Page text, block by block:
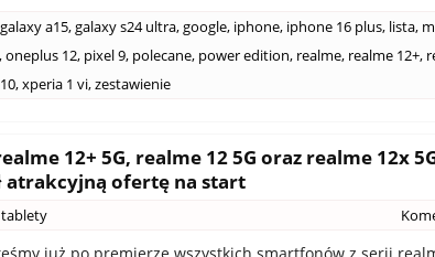
galaxy a15,galaxy s24 ultra,google, iphone, iphone 16 plus, lista,
,oneplus 12, pixel 9, polecane, power edition, realme, realme 12+,
,xperia 1 vi,zestawienie
12+ 5G, realme 12 5G oraz realme 12x
atrakcyjną ofertę na start